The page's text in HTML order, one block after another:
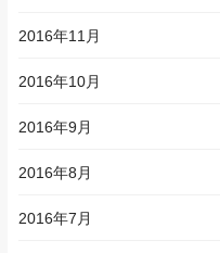
2016年11月
2016年10月
2016年9月
2016年8月
2016年7月